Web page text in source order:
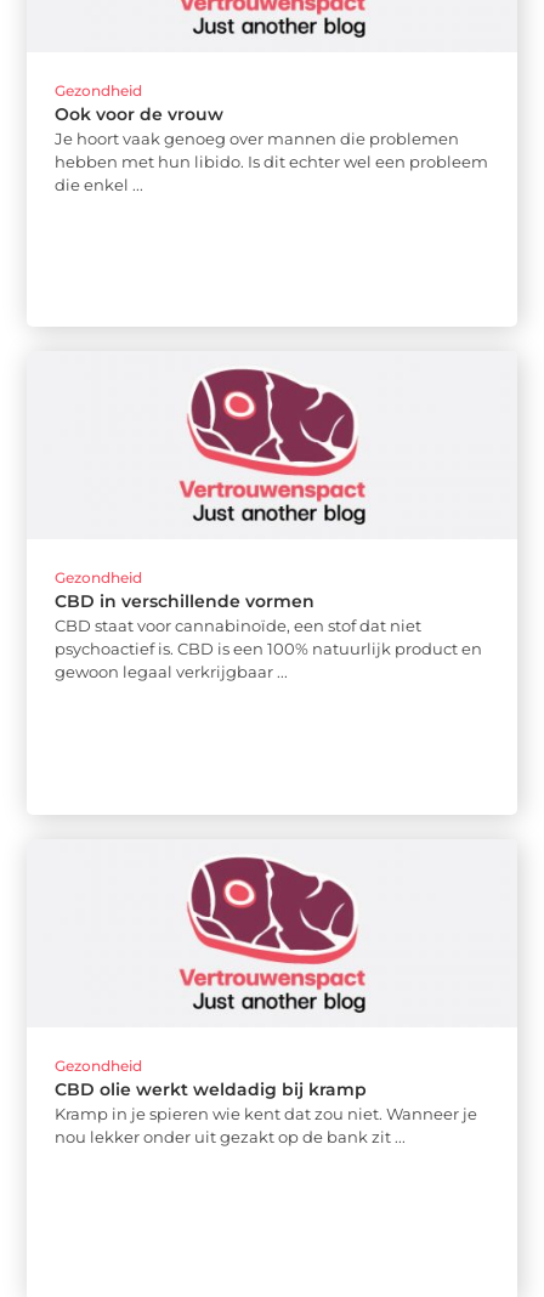
Gezondheid
Ook voor de vrouw
Je hoort vaak genoeg over mannen die problemen
hebben met hun libido. Is dit echter wel een probleem
die enkel ...
Gezondheid
CBD in verschillende vormen
CBD staat voor cannabinoïde, een stof dat niet
psychoactief is. CBD is een 100% natuurlijk product en
gewoon legaal verkrijgbaar ...
Gezondheid
CBD olie werkt weldadig bij kramp
Kramp in je spieren wie kent dat zou niet. Wanneer je
nou lekker onder uit gezakt op de bank zit ...